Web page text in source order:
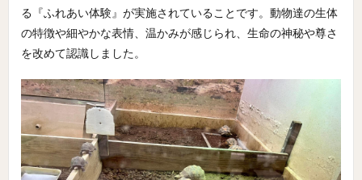
る『ふれあい体験』が実施されていることです。動物達の生体
の特徴や細やかな表情、温かみが感じられ、生命の神秘や尊さ
を改めて認識しました。